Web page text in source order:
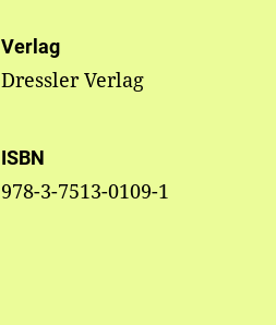
Verlag
Dressler Verlag
ISBN
978-3-7513-0109-1